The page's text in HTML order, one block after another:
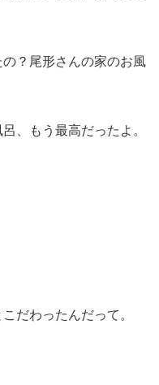
の？尾形さんの家のお風
、もう最高だったよ。
だわったんだって。